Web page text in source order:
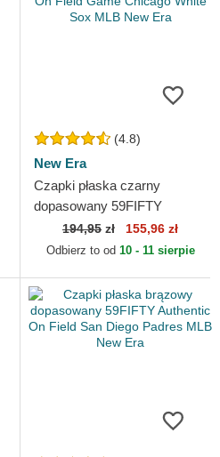
(4.8)
New Era
Czapki płaska czarny
dopasowany 59FIFTY
Authentic On Field Game
Chicago White Sox MLB New
194,95 zł 155,96 zł
Odbierz to od 10 - 11 sierpie